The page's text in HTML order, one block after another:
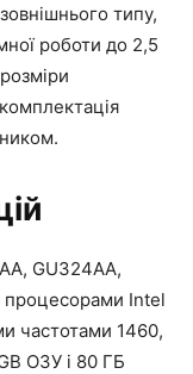
типу,
роботи до 2,5
GU324AA,
процесорами Intel
частотами 1460,
ОЗУ і 80 ГБ